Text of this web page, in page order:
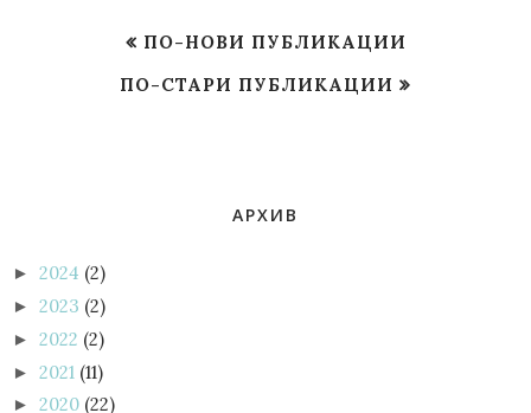
ПО-НОВИ ПУБЛИКАЦИИ
ПО-СТАРИ ПУБЛИКАЦИИ
АРХИВ
► 2024 (2)
► 2023 (2)
► 2022 (2)
► 2021 (11)
► 2020 (22)